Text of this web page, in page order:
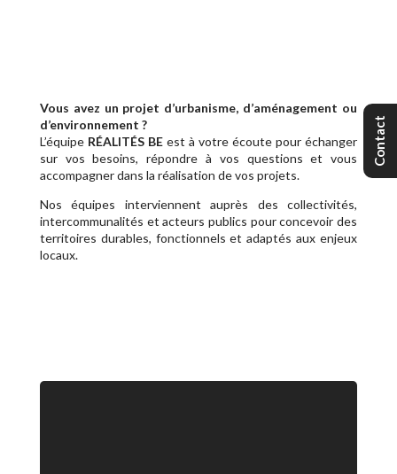
Vous avez un projet d’urbanisme, d’aménagement ou
d’environnement ?
L’équipe RÉALITÉSBEest à votre écoute pour échanger
sur vos besoins, répondre à vos questions et vous
accompagner dans la réalisation de vos projets.
Nos équipes interviennent auprès des collectivités,
intercommunalités et acteurs publics pour concevoir des
territoires durables, fonctionnels et adaptés aux enjeux
locaux.
Contact